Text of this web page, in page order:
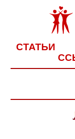
СТАТЬИ